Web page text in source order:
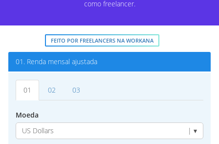
como freelancer.
FEITO POR FREELANCERS NA WORKANA
01. Renda mensal ajustada
01 02 03
Moeda
US Dollars
| ▾